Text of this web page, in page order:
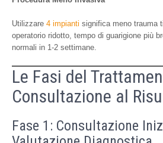
Utilizzare 4 impianti significa meno trauma
operatorio ridotto, tempo di guarigione più
normali in 1-2 settimane.
Le Fasi del
Consultazione al
Fase 1: Consultazione